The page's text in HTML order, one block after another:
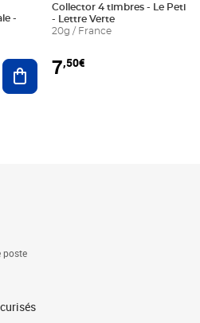
Ajouter au panier
Collector 4 timbres - Le Petit
- Lettre Verte
20g / France
7,50€
poste